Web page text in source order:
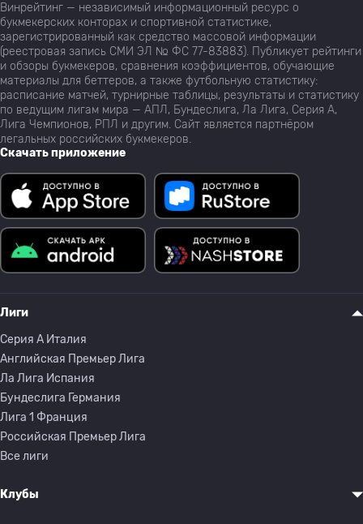
Винрейтинг — независимый информационный ресурс о
букмекерских конторах и спортивной статистике,
зарегистрированный как средство массовой информации
(реестровая запись СМИ ЭЛ № ФС 77-83883). Публикует рейтинги
и обзоры букмекеров, сравнения коэффициентов, обучающие
материалы для беттеров, а также футбольную статистику:
расписание матчей, турнирные таблицы, результаты и статистику
по ведущим лигам мира — АПЛ, Бундеслига, Ла Лига, Серия А,
Лига Чемпионов, РПЛ и другим. Сайт является партнёром
легальных российских букмекеров.
Скачать приложение
Лиги
Серия A Италия
Английская Премьер Лига
Ла Лига Испания
Бундеслига Германия
Лига 1 Франция
Российская Премьер Лига
Все лиги
Клубы